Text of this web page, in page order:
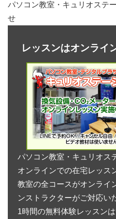
パソコン教室・キュリオステ
せ
レッスンはオンライ
パソコン教室・キュリオス
オンラインでの在宅レッス
教室の全コースがオンライ
ンストラクターがご対応い
1時間の無料体験レッスン